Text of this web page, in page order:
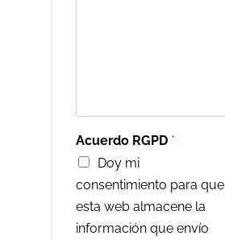
Acuerdo RGPD *
Doy mi
consentimiento para que
esta web almacene la
información que envío